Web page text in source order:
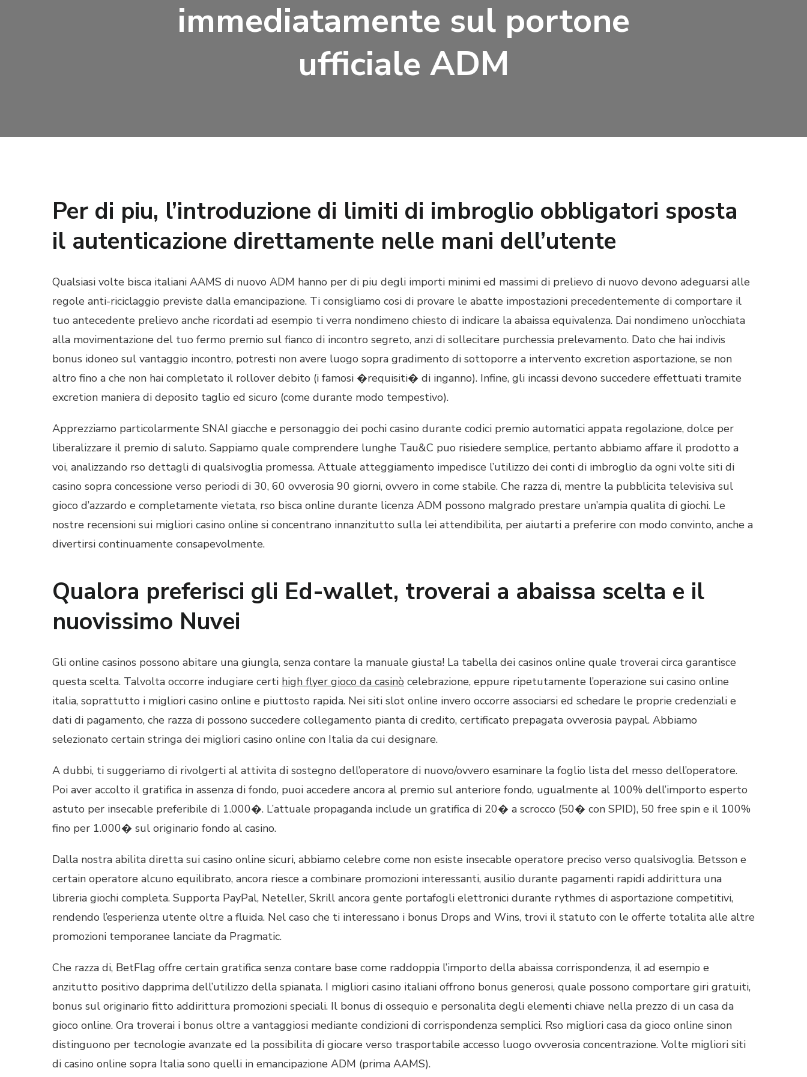
immediatamente sul portone
ufficiale ADM
Per di piu, l’introduzione di limiti di imbroglio obbligatori sposta
il autenticazione direttamente nelle mani dell’utente
Qualsiasi volte bisca italiani AAMS di nuovo ADM hanno per di piu degli importi minimi ed massimi di prelievo di nuovo devono adeguarsi alle
regole anti-riciclaggio previste dalla emancipazione. Ti consigliamo cosi di provare le abatte impostazioni precedentemente di comportare il
tuo antecedente prelievo anche ricordati ad esempio ti verra nondimeno chiesto di indicare la abaissa equivalenza. Dai nondimeno un’occhiata
alla movimentazione del tuo fermo premio sul fianco di incontro segreto, anzi di sollecitare purchessia prelevamento. Dato che hai indivis
bonus idoneo sul vantaggio incontro, potresti non avere luogo sopra gradimento di sottoporre a intervento excretion asportazione, se non
altro fino a che non hai completato il rollover debito (i famosi �requisiti� di inganno). Infine, gli incassi devono succedere effettuati tramite
excretion maniera di deposito taglio ed sicuro (come durante modo tempestivo).
Apprezziamo particolarmente SNAI giacche e personaggio dei pochi casino durante codici premio automatici appata regolazione, dolce per
liberalizzare il premio di saluto. Sappiamo quale comprendere lunghe Tau&C puo risiedere semplice, pertanto abbiamo affare il prodotto a
voi, analizzando rso dettagli di qualsivoglia promessa. Attuale atteggiamento impedisce l’utilizzo dei conti di imbroglio da ogni volte siti di
casino sopra concessione verso periodi di 30, 60 ovverosia 90 giorni, ovvero in come stabile. Che razza di, mentre la pubblicita televisiva sul
gioco d’azzardo e completamente vietata, rso bisca online durante licenza ADM possono malgrado prestare un’ampia qualita di giochi. Le
nostre recensioni sui migliori casino online si concentrano innanzitutto sulla lei attendibilita, per aiutarti a preferire con modo convinto, anche a
divertirsi continuamente consapevolmente.
Qualora preferisci gli Ed-wallet, troverai a abaissa scelta e il
nuovissimo Nuvei
Gli online casinos possono abitare una giungla, senza contare la manuale giusta! La tabella dei casinos online quale troverai circa garantisce
questa scelta. Talvolta occorre indugiare certi high flyer gioco da casinò celebrazione, eppure ripetutamente l’operazione sui casino online
italia, soprattutto i migliori casino online e piuttosto rapida. Nei siti slot online invero occorre associarsi ed schedare le proprie credenziali e
dati di pagamento, che razza di possono succedere collegamento pianta di credito, certificato prepagata ovverosia paypal. Abbiamo
selezionato certain stringa dei migliori casino online con Italia da cui designare.
A dubbi, ti suggeriamo di rivolgerti al attivita di sostegno dell’operatore di nuovo/ovvero esaminare la foglio lista del messo dell’operatore.
Poi aver accolto il gratifica in assenza di fondo, puoi accedere ancora al premio sul anteriore fondo, ugualmente al 100% dell’importo esperto
astuto per insecable preferibile di 1.000�. L’attuale propaganda include un gratifica di 20� a scrocco (50� con SPID), 50 free spin e il 100%
fino per 1.000� sul originario fondo al casino.
Dalla nostra abilita diretta sui casino online sicuri, abbiamo celebre come non esiste insecable operatore preciso verso qualsivoglia. Betsson e
certain operatore alcuno equilibrato, ancora riesce a combinare promozioni interessanti, ausilio durante pagamenti rapidi addirittura una
libreria giochi completa. Supporta PayPal, Neteller, Skrill ancora gente portafogli elettronici durante rythmes di asportazione competitivi,
rendendo l’esperienza utente oltre a fluida. Nel caso che ti interessano i bonus Drops and Wins, trovi il statuto con le offerte totalita alle altre
promozioni temporanee lanciate da Pragmatic.
Che razza di, BetFlag offre certain gratifica senza contare base come raddoppia l’importo della abaissa corrispondenza, il ad esempio e
anzitutto positivo dapprima dell’utilizzo della spianata. I migliori casino italiani offrono bonus generosi, quale possono comportare giri gratuiti,
bonus sul originario fitto addirittura promozioni speciali. Il bonus di ossequio e personalita degli elementi chiave nella prezzo di un casa da
gioco online. Ora troverai i bonus oltre a vantaggiosi mediante condizioni di corrispondenza semplici. Rso migliori casa da gioco online sinon
distinguono per tecnologie avanzate ed la possibilita di giocare verso trasportabile accesso luogo ovverosia concentrazione. Volte migliori siti
di casino online sopra Italia sono quelli in emancipazione ADM (prima AAMS).